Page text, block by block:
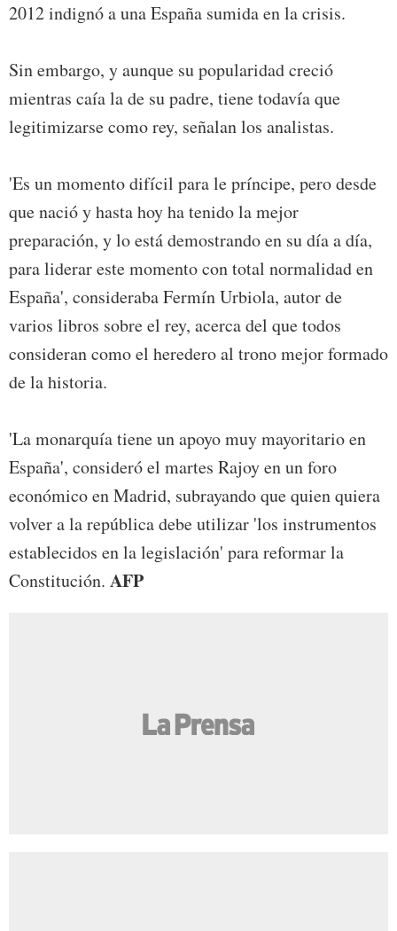
2012 indignó a una España sumida en la crisis.
Sin embargo, y aunque su popularidad creció
mientras caía la de su padre, tiene todavía que
legitimizarse como rey, señalan los analistas.
'Es un momento difícil para le príncipe, pero desde
que nació y hasta hoy ha tenido la mejor
preparación, y lo está demostrando en su día a día,
para liderar este momento con total normalidad en
España', consideraba Fermín Urbiola, autor de
varios libros sobre el rey, acerca del que todos
consideran como el heredero al trono mejor formado
de la historia.
'La monarquía tiene un apoyo muy mayoritario en
España', consideró el martes Rajoy en un foro
económico en Madrid, subrayando que quien quiera
volver a la república debe utilizar 'los instrumentos
establecidos en la legislación' para reformar la
Constitución. AFP